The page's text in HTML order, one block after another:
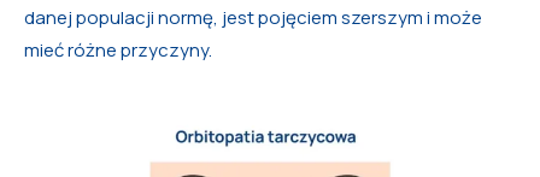
danej populacji normę, jest pojęciem szerszym i może
mieć różne przyczyny.